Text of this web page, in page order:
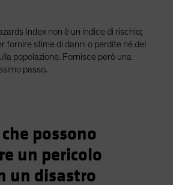
Index non è un indice di rischio;
fornire stime di danni o perdite né del
popolazione. Fornisce però una
passo.
possono
un pericolo
un disastro